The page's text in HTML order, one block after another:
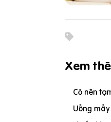
Xem
Có nên
Uống